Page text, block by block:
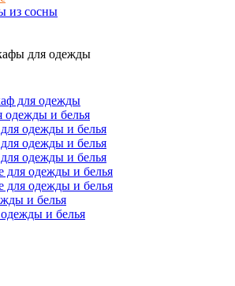
из сосны
для одежды
для одежды
и белья
одежды и белья
одежды и белья
одежды и белья
одежды и белья
одежды и белья
и белья
и белья